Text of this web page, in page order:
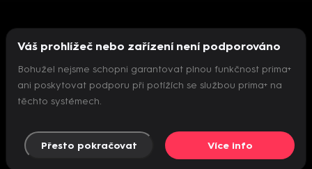
Nepodařilo se inicializovat přehrávač
Váš prohlížeč nebo zařízení není podporováno
Bohužel nejsme schopni garantovat plnou funkčnost prima+
ani poskytovat podporu při potížích se službou prima+ na
těchto systémech.
Přesto pokračovat Více info